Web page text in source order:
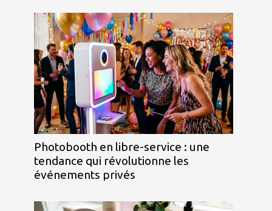
Photobooth en libre-service : une
tendance qui révolutionne les
événements privés